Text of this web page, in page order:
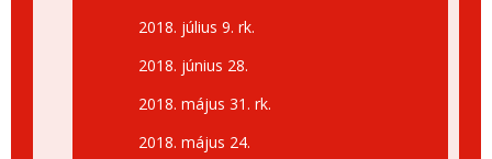
2018. július 9. rk.
2018. június 28.
2018. május 31. rk.
2018. május 24.